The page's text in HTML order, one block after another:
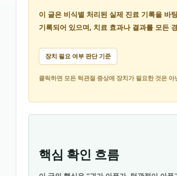
이 글은 비식별 처리된 실제 진료 기록을 바
기록되어 있으며, 치료 효과나 결과를 모든
장치 필요 여부 판단 기준
클릭하면 모든 턱관절 증상에 장치가 필요한 것은
핵심 확인 흐름